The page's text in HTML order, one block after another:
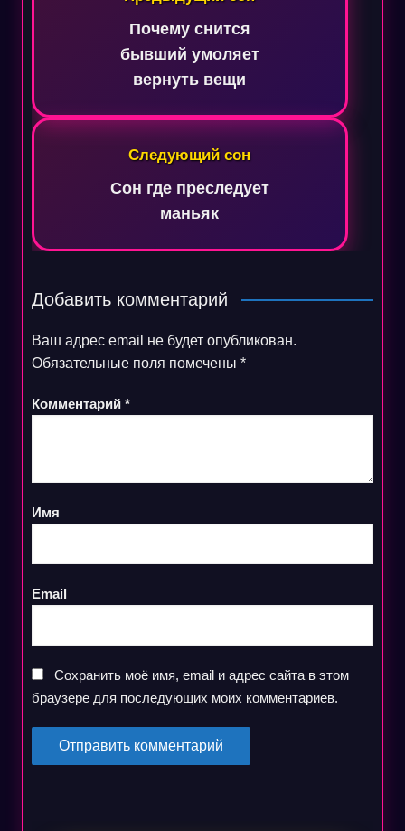
Почему снится
бывший умоляет
вернуть вещи
Следующий сон
Сон где преследует
маньяк
Добавить комментарий
Ваш адрес email не будет опубликован.
Обязательные поля помечены *
Комментарий *
Имя
Email
Сохранить моё имя, email и адрес сайта в этом
браузере для последующих моих комментариев.